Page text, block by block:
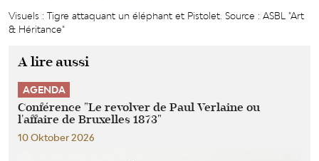
Visuels : Tigre attaquant un éléphant et Pistolet. Source : ASBL "Art
& Héritance"
A lire aussi
AGENDA
Conférence "Le revolver de Paul Verlaine ou
l'affaire de Bruxelles 1873"
10 Oktober 2026